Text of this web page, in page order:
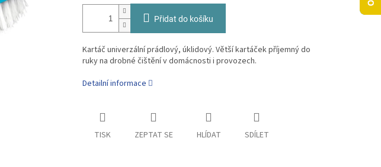
Přidat do košíku
Kartáč univerzální prádlový, úklidový. Větší kartáček příjemný do
ruky na drobné čištění v domácnosti i provozech.
Detailní informace
TISK ZEPTAT SE HLÍDAT SDÍLET